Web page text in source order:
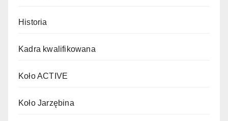
Historia
Kadra kwalifikowana
Koło ACTIVE
Koło Jarzębina